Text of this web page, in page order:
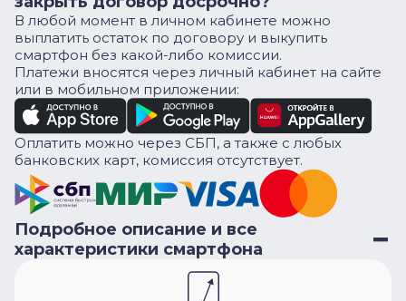
В любой момент в личном кабинете можно
выплатить остаток по договору и выкупить
смартфон без какой-либо комиссии.
Платежи вносятся через личный кабинет на сайте
или в мобильном приложении:
Оплатить можно через СБП, а также с любых
банковских карт, комиссия отсутствует.
Подробное описание и все
характеристики смартфона